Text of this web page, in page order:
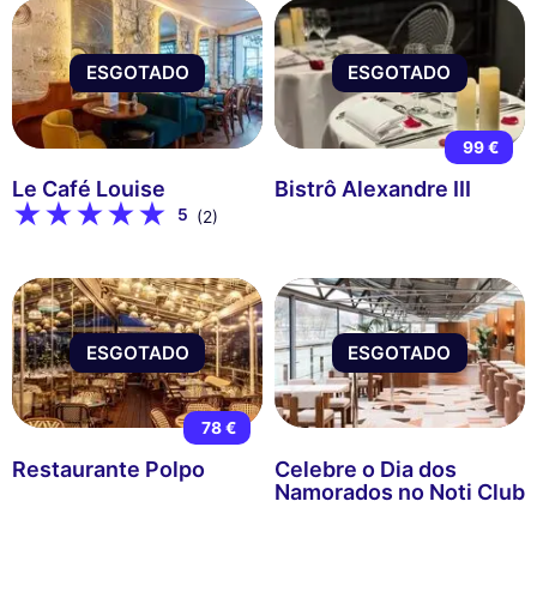
ESGOTADO
Le Café Louise
5 (2)
ESGOTADO
99 €
Bistrô Alexandre III
ESGOTADO
78 €
Restaurante Polpo
ESGOTADO
Celebre o Dia dos
Namorados no Noti Club